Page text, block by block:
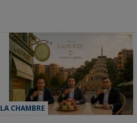
LA CHAMBRE